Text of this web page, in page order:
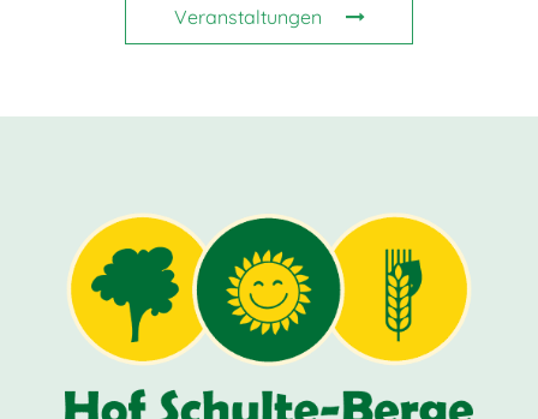
Veranstaltungen